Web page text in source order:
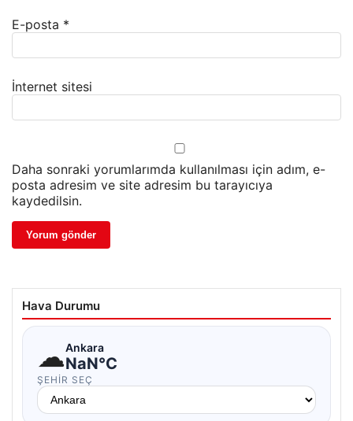
E-posta *
İnternet sitesi
Daha sonraki yorumlarımda kullanılması için adım, e-
posta adresim ve site adresim bu tarayıcıya
kaydedilsin.
Hava Durumu
☁Ankara
NaN°C
ŞEHIR SEÇ